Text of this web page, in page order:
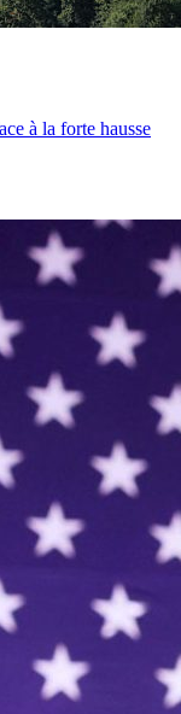
à la forte hausse